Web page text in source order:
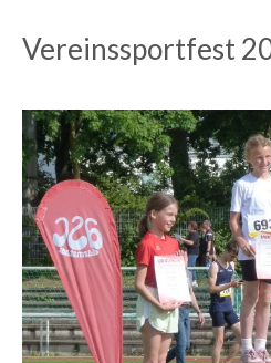
Vereinssportfest